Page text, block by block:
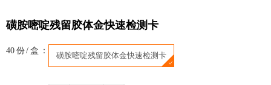
磺胺嘧啶残留胶体金快速检测卡
40份/盒：
磺胺嘧啶残留胶体金快速检测卡